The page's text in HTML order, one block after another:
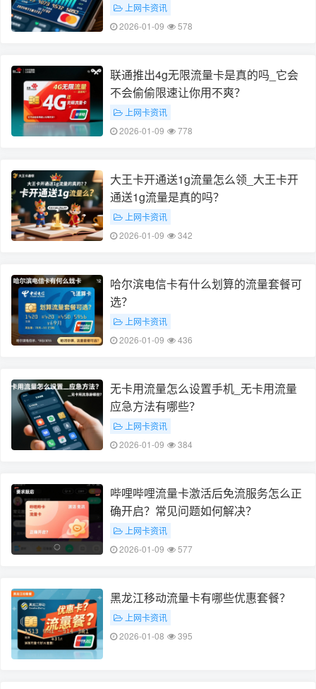
上网卡资讯
2026-01-09
578
联通推出4g无限流量卡是真的吗_它会
不会偷偷限速让你用不爽？
上网卡资讯
2026-01-09
778
大王卡开通送1g流量怎么领_大王卡开
通送1g流量是真的吗？
上网卡资讯
2026-01-09
342
哈尔滨电信卡有什么划算的流量套餐可
选？
上网卡资讯
2026-01-09
436
无卡用流量怎么设置手机_无卡用流量
应急方法有哪些？
上网卡资讯
2026-01-09
384
哔哩哔哩流量卡激活后免流服务怎么正
确开启？常见问题如何解决？
上网卡资讯
2026-01-09
577
黑龙江移动流量卡有哪些优惠套餐？
上网卡资讯
2026-01-08
395